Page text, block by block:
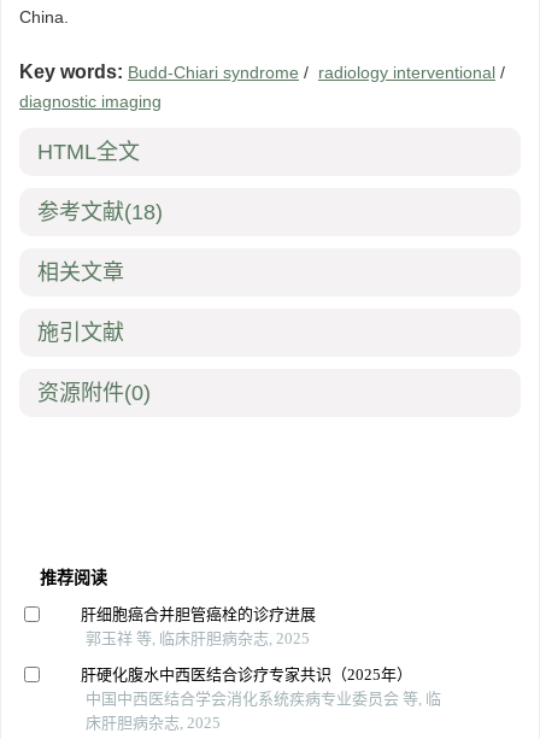
China.
Key words: Budd-Chiari syndrome / radiology interventional /
diagnostic imaging
HTML全文
参考文献(18)
相关文章
施引文献
资源附件(0)
推荐阅读
肝细胞癌合并胆管癌栓的诊疗进展
郭玉祥 等, 临床肝胆病杂志, 2025
肝硬化腹水中西医结合诊疗专家共识（2025年）
中国中西医结合学会消化系统疾病专业委员会 等, 临
床肝胆病杂志, 2025